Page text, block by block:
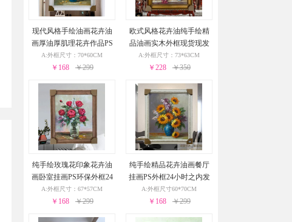
现代风格手绘油画花卉油
画厚油厚肌理花卉作品PS
环保外框现货现发24小时
之内发货
A:外框尺寸：70*60CM
￥168 ￥299
欧式风格花卉油纯手绘精
品油画实木外框现货现发
葡萄花瓶与酒杯24小时之
内发货
A:外框尺寸：73*63CM
￥228 ￥350
纯手绘玫瑰花印象花卉油
画卧室挂画PS环保外框24
小时之内发货
A:外框尺寸：67*57CM
￥168 ￥299
纯手绘精品花卉油画餐厅
挂画PS外框24小时之内发
货
A:外框尺寸60*70CM
￥168 ￥299